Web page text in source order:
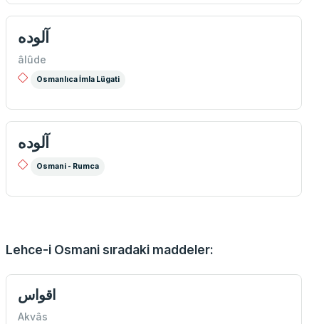
آلوده
âlûde
Osmanlıca İmla Lügati
آلوده
Osmani - Rumca
Lehce-i Osmani sıradaki maddeler:
اقواس
Akvâs